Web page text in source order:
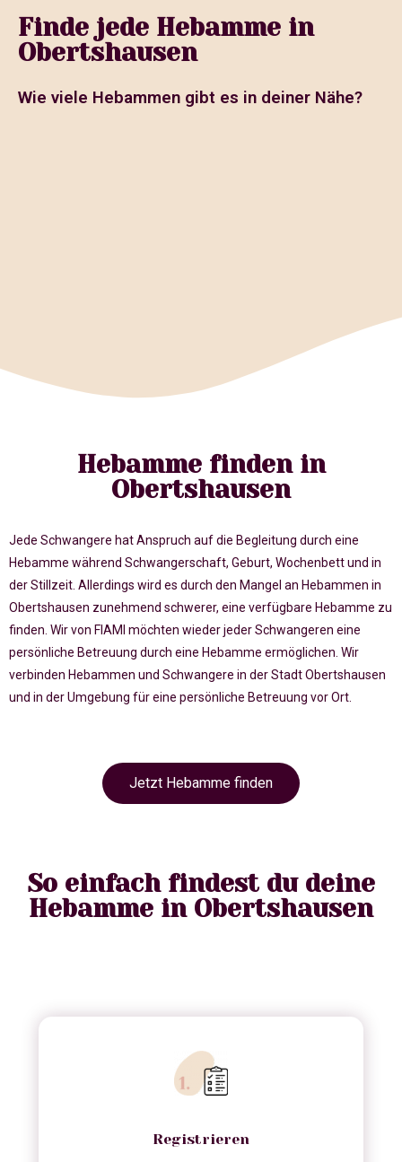
Finde jede Hebamme in
Obertshausen
Wie viele Hebammen gibt es in deiner Nähe?
Hebamme finden in
Obertshausen
Jede Schwangere hat Anspruch auf die Begleitung durch eine
Hebamme während Schwangerschaft, Geburt, Wochenbett und in
der Stillzeit. Allerdings wird es durch den Mangel an Hebammen in
Obertshausen zunehmend schwerer, eine verfügbare Hebamme zu
finden. Wir von FIAMI möchten wieder jeder Schwangeren eine
persönliche Betreuung durch eine Hebamme ermöglichen. Wir
verbinden Hebammen und Schwangere in der Stadt Obertshausen
und in der Umgebung für eine persönliche Betreuung vor Ort.
Jetzt Hebamme finden
So einfach findest du deine
Hebamme in Obertshausen
Registrieren